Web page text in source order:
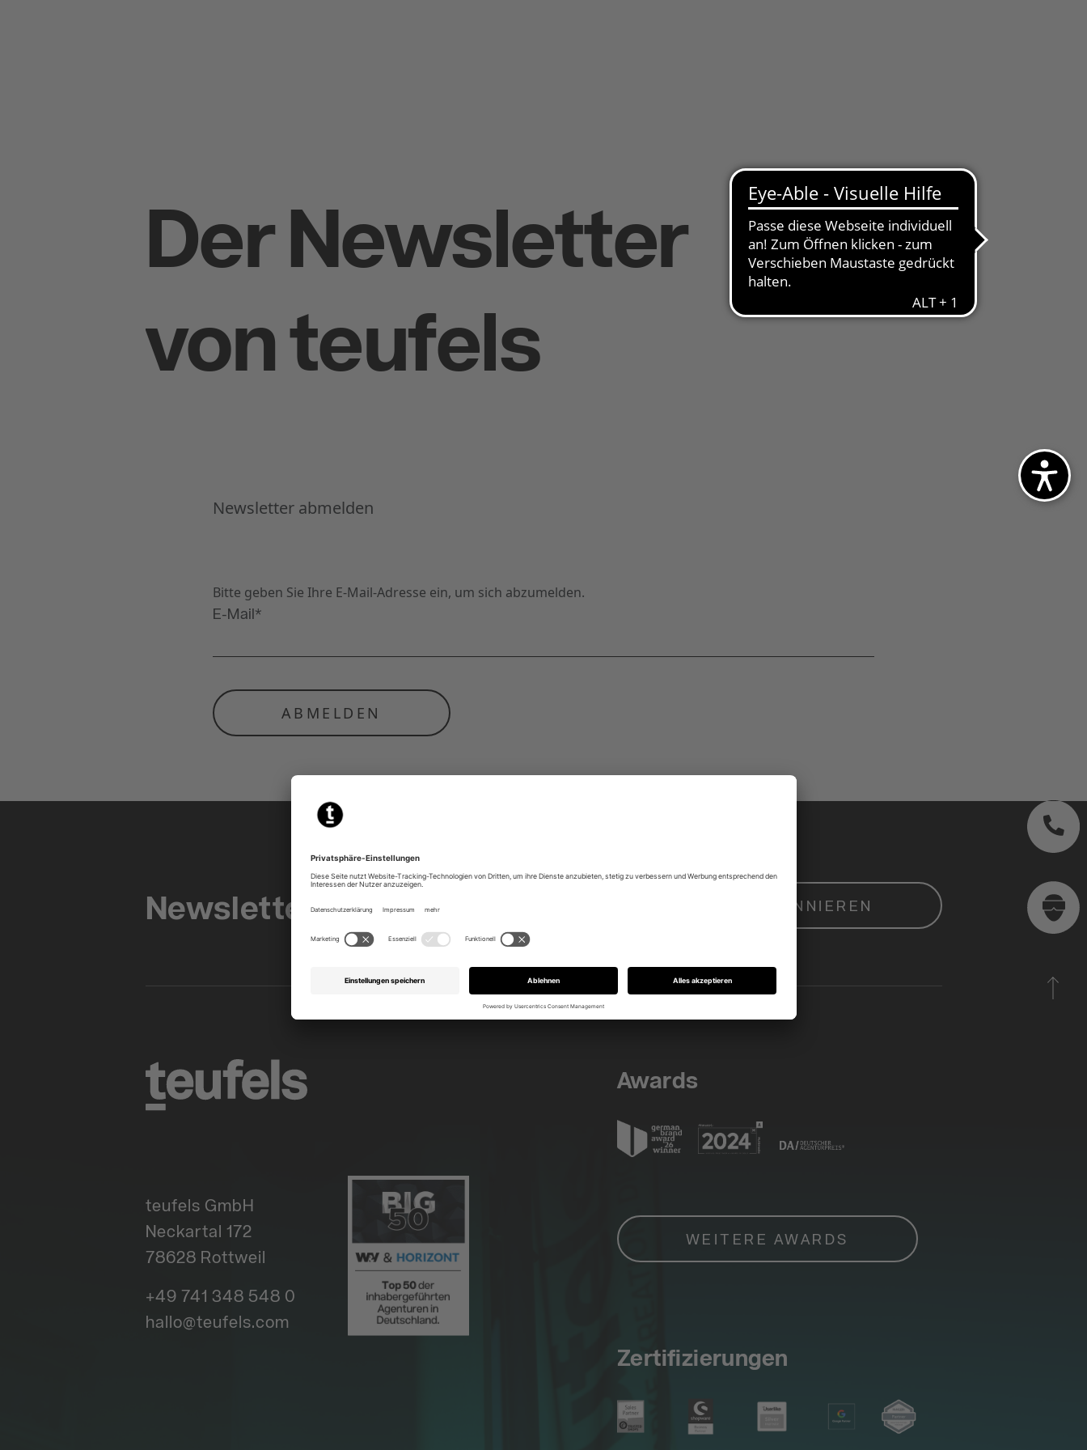
Der Newsletter
von teufels
Newsletter abmelden
Bitte geben Sie Ihre E-Mail-Adresse ein, um sich abzumelden.
E-Mail*
ABMELDEN
Newsletter
Spannende Informationen zu
unseren Projekten, Leistungen und
aktuellen Themen aus teufels
Küche!
JETZT ABONNIEREN
teufels GmbH
Neckartal 172
78628 Rottweil
+49 741 348 548 0
hallo@teufels.com
Awards
WEITERE AWARDS
Zertifizierungen